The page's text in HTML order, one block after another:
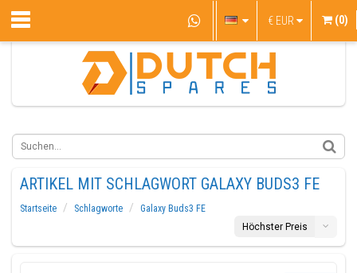
€ EUR (0)
ARTIKEL MIT SCHLAGWORT GALAXY BUDS3 FE
Startseite Schlagworte
Galaxy Buds3 FE
Höchster Preis